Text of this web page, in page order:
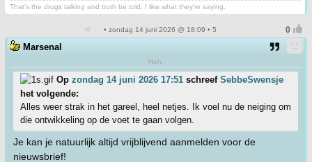
That's the drugs talking and truth be told, I like what they're saying.
• zondag 14 juni 2026 @ 18:09 • 5
Marsenal
Heh.
Op zondag 14 juni 2026 17:51 schreef SebbeSwensje
het volgende:
Alles weer strak in het gareel, heel netjes. Ik voel nu de neiging om
die ontwikkeling op de voet te gaan volgen.
Je kan je natuurlijk altijd vrijblijvend aanmelden voor de
nieuwsbrief!